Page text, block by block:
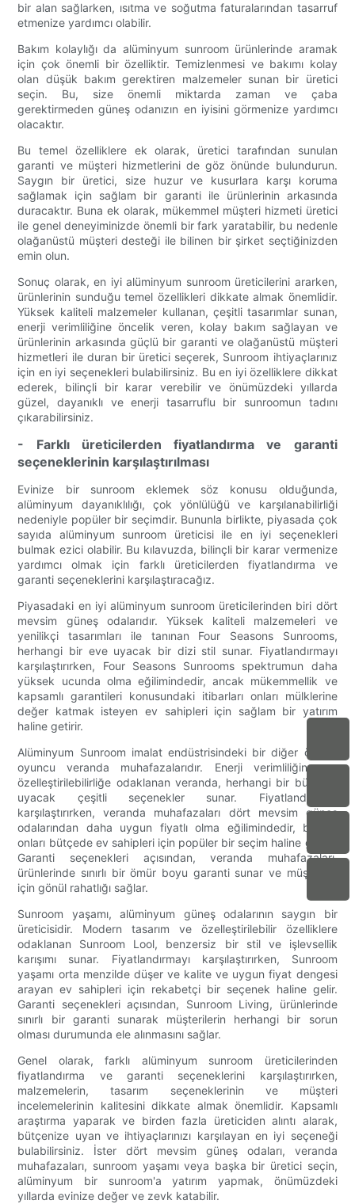
bir alan sağlarken, ısıtma ve soğutma faturalarından tasarruf
etmenize yardımcı olabilir.
Bakım kolaylığı da alüminyum sunroom ürünlerinde aramak
için çok önemli bir özelliktir. Temizlenmesi ve bakımı kolay
olan düşük bakım gerektiren malzemeler sunan bir üretici
seçin. Bu, size önemli miktarda zaman ve çaba
gerektirmeden güneş odanızın en iyisini görmenize yardımcı
olacaktır.
Bu temel özelliklere ek olarak, üretici tarafından sunulan
garanti ve müşteri hizmetlerini de göz önünde bulundurun.
Saygın bir üretici, size huzur ve kusurlara karşı koruma
sağlamak için sağlam bir garanti ile ürünlerinin arkasında
duracaktır. Buna ek olarak, mükemmel müşteri hizmeti üretici
ile genel deneyiminizde önemli bir fark yaratabilir, bu nedenle
olağanüstü müşteri desteği ile bilinen bir şirket seçtiğinizden
emin olun.
Sonuç olarak, en iyi alüminyum sunroom üreticilerini ararken,
ürünlerinin sunduğu temel özellikleri dikkate almak önemlidir.
Yüksek kaliteli malzemeler kullanan, çeşitli tasarımlar sunan,
enerji verimliliğine öncelik veren, kolay bakım sağlayan ve
ürünlerinin arkasında güçlü bir garanti ve olağanüstü müşteri
hizmetleri ile duran bir üretici seçerek, Sunroom ihtiyaçlarınız
için en iyi seçenekleri bulabilirsiniz. Bu en iyi özelliklere dikkat
ederek, bilinçli bir karar verebilir ve önümüzdeki yıllarda
güzel, dayanıklı ve enerji tasarruflu bir sunroomun tadını
çıkarabilirsiniz.
- Farklı üreticilerden fiyatlandırma ve garanti
seçeneklerinin karşılaştırılması
Evinize bir sunroom eklemek söz konusu olduğunda,
alüminyum dayanıklılığı, çok yönlülüğü ve karşılanabilirliği
nedeniyle popüler bir seçimdir. Bununla birlikte, piyasada çok
sayıda alüminyum sunroom üreticisi ile en iyi seçenekleri
bulmak ezici olabilir. Bu kılavuzda, bilinçli bir karar vermenize
yardımcı olmak için farklı üreticilerden fiyatlandırma ve
garanti seçeneklerini karşılaştıracağız.
Piyasadaki en iyi alüminyum sunroom üreticilerinden biri dört
mevsim güneş odalarıdır. Yüksek kaliteli malzemeleri ve
yenilikçi tasarımları ile tanınan Four Seasons Sunrooms,
herhangi bir eve uyacak bir dizi stil sunar. Fiyatlandırmayı
karşılaştırırken, Four Seasons Sunrooms spektrumun daha
yüksek ucunda olma eğilimindedir, ancak mükemmellik ve
kapsamlı garantileri konusundaki itibarları onları mülklerine
değer katmak isteyen ev sahipleri için sağlam bir yatırım
haline getirir.
Alüminyum Sunroom imalat endüstrisindeki bir diğer önemli
oyuncu veranda muhafazalarıdır. Enerji verimliliğine ve
özelleştirilebilirliğe odaklanan veranda, herhangi bir bütçeye
uyacak çeşitli seçenekler sunar. Fiyatlandırmayı
karşılaştırırken, veranda muhafazaları dört mevsim güneş
odalarından daha uygun fiyatlı olma eğilimindedir, bu da
onları bütçede ev sahipleri için popüler bir seçim haline getirir.
Garanti seçenekleri açısından, veranda muhafazaları,
ürünlerinde sınırlı bir ömür boyu garanti sunar ve müşteriler
için gönül rahatlığı sağlar.
Sunroom yaşamı, alüminyum güneş odalarının saygın bir
üreticisidir. Modern tasarım ve özelleştirilebilir özelliklere
odaklanan Sunroom Lool, benzersiz bir stil ve işlevsellik
karışımı sunar. Fiyatlandırmayı karşılaştırırken, Sunroom
yaşamı orta menzilde düşer ve kalite ve uygun fiyat dengesi
arayan ev sahipleri için rekabetçi bir seçenek haline gelir.
Garanti seçenekleri açısından, Sunroom Living, ürünlerinde
sınırlı bir garanti sunarak müşterilerin herhangi bir sorun
olması durumunda ele alınmasını sağlar.
Genel olarak, farklı alüminyum sunroom üreticilerinden
fiyatlandırma ve garanti seçeneklerini karşılaştırırken,
malzemelerin, tasarım seçeneklerinin ve müşteri
incelemelerinin kalitesini dikkate almak önemlidir. Kapsamlı
araştırma yaparak ve birden fazla üreticiden alıntı alarak,
bütçenize uyan ve ihtiyaçlarınızı karşılayan en iyi seçeneği
bulabilirsiniz. İster dört mevsim güneş odaları, veranda
muhafazaları, sunroom yaşamı veya başka bir üretici seçin,
alüminyum bir sunroom'a yatırım yapmak, önümüzdeki
yıllarda evinize değer ve zevk katabilir.